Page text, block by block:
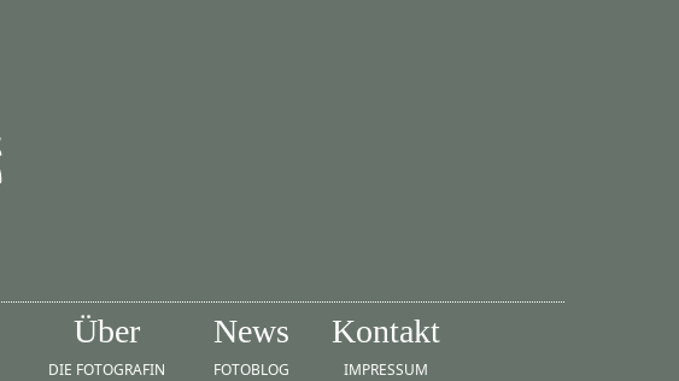
Über
DIE FOTOGRAFIN
News
FOTOBLOG
Kontakt
IMPRESSUM